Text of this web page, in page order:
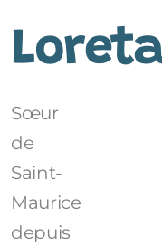
Sœur
de
Saint-
Maurice
depuis